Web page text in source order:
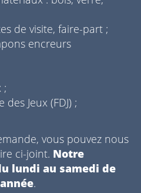
de visite, faire-part ;
encreurs
;
Jeux (FDJ) ;
vous pouvez nous
ci-joint. Notre
lundi au samedi de
.